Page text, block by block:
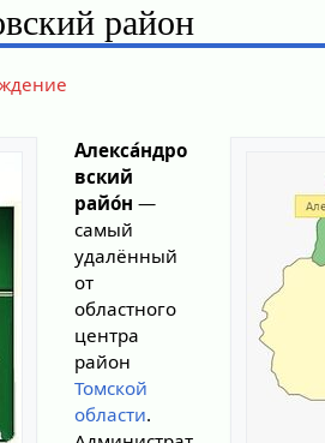
район
Алекса́ндро
вский
райо́н —
самый
удалённый
от
областного
центра
район
Томской
области.